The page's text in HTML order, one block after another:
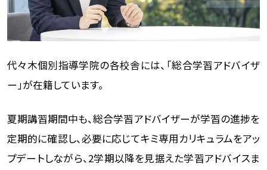
代々木個別指導学院の各校舎には、「総合学習アドバイザ
ー」が在籍しています。
夏期講習期間中も、総合学習アドバイザーが学習の進捗を
定期的に確認し、必要に応じてキミ専用カリキュラムをアッ
プデートしながら、2学期以降を見据えた学習アドバイスま